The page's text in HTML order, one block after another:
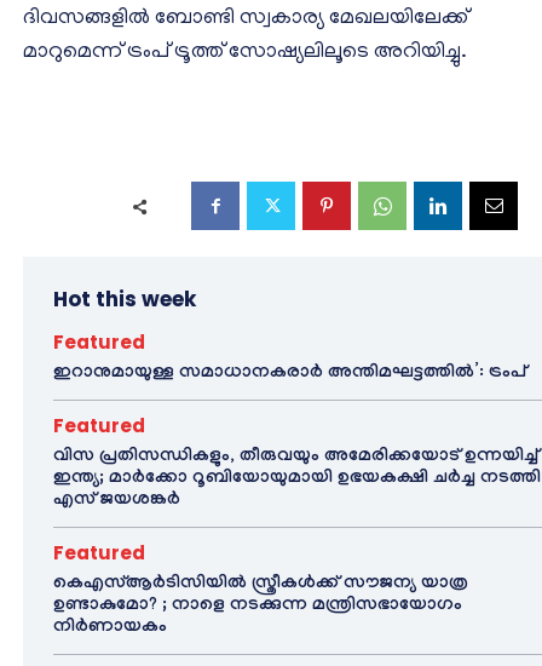
ദിവസങ്ങളിൽ ബോണ്ടി സ്വകാര്യ മേഖലയിലേക്ക്
മാറുമെന്ന് ട്രംപ് ട്രൂത്ത് സോഷ്യലിലൂടെ അറിയിച്ചു.
Hot this week
Featured
ഇറാനുമായുള്ള സമാധാനകരാർ അന്തിമഘട്ടത്തിൽ‌’: ട്രംപ്
Featured
വിസ പ്രതിസന്ധികളും, തീരുവയും അമേരിക്കയോട് ഉന്നയിച്ച്
ഇന്ത്യ; മാർക്കോ റൂബിയോയുമായി ഉഭയകക്ഷി ചർച്ച നടത്തി
എസ് ജയശങ്കർ
Featured
കെഎസ്ആർടിസിയിൽ സ്ത്രീകൾക്ക് സൗജന്യ യാത്ര
ഉണ്ടാകുമോ? ; നാളെ നടക്കുന്ന മന്ത്രിസഭായോഗം
നിർണായകം